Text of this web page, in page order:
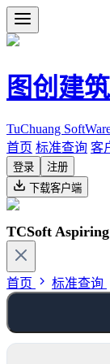
图创建
TuChuang
首页 标准查询 客
登录
注册
下载客户端
TCSoft Aspiring
首页 标准查询